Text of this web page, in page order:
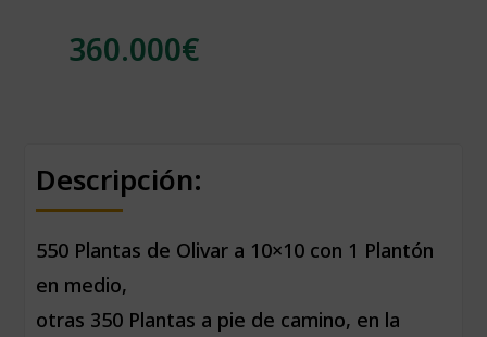
360.000€
Descripción:
550 Plantas de Olivar a 10×10 con 1 Plantón
en medio,
otras 350 Plantas a pie de camino, en la